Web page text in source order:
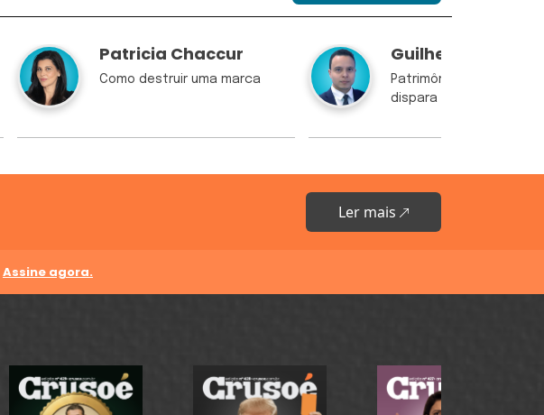
Patricia Chaccur
Como destruir uma marca
Guilherme Resck
Patrimônio de Ciro
dispara 48% em oito
Ler mais
Assine agora.